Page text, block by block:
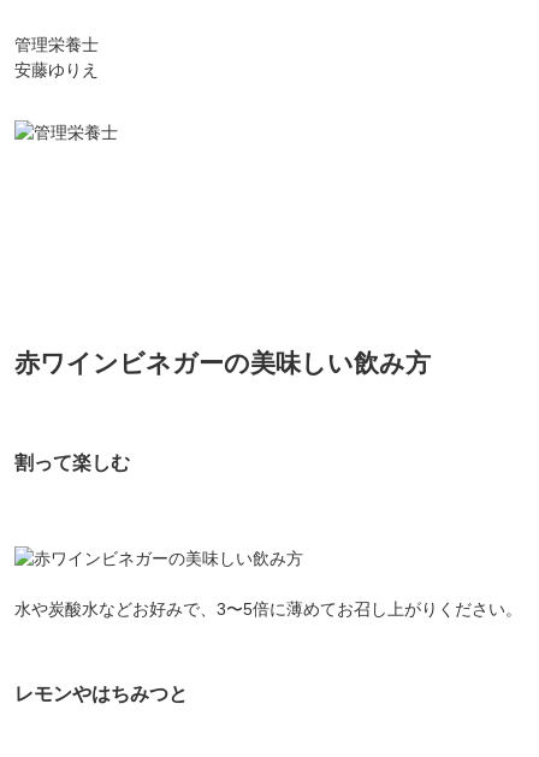
管理栄養士
安藤ゆりえ
赤ワインビネガーの美味しい飲み方
割って楽しむ
水や炭酸水などお好みで、3〜5倍に薄めてお召し上がりください。
レモンやはちみつと